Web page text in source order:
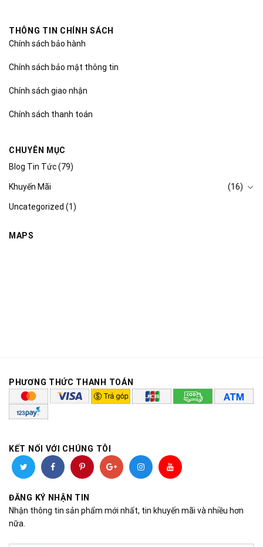
THÔNG TIN CHÍNH SÁCH
Chính sách bảo hành
Chính sách bảo mật thông tin
Chính sách giao nhận
Chính sách thanh toán
CHUYÊN MỤC
Blog Tin Tức(79)
Khuyến Mãi (16)
Uncategorized (1)
MAPS
PHƯƠNG THỨC THANH TOÁN
KẾT NỐI VỚI CHÚNG TÔI
ĐĂNG KÝ NHẬN TIN
Nhận thông tin sản phẩm mới nhất, tin khuyến mãi và nhiều hơn
nữa.